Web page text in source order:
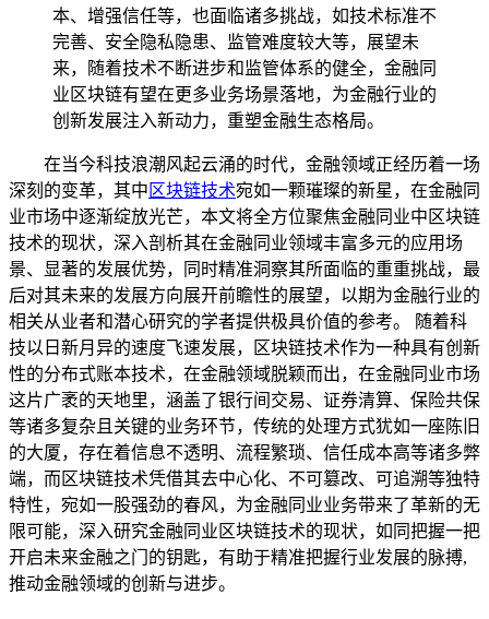
本、增强信任等，也面临诸多挑战，如技术标准不
完善、安全隐私隐患、监管难度较大等，展望未
来，随着技术不断进步和监管体系的健全，金融同
业区块链有望在更多业务场景落地，为金融行业的
创新发展注入新动力，重塑金融生态格局。
在当今科技浪潮风起云涌的时代，金融领域正经历着一场
深刻的变革，其中 区块链技术宛如一颗璀璨的新星，在金融同
业市场中逐渐绽放光芒，本文将全方位聚焦金融同业中区块链
技术的现状，深入剖析其在金融同业领域丰富多元的应用场
景、显著的发展优势，同时精准洞察其所面临的重重挑战，最
后对其未来的发展方向展开前瞻性的展望，以期为金融行业的
相关从业者和潜心研究的学者提供极具价值的参考。 随着科
技以日新月异的速度飞速发展，区块链技术作为一种具有创新
性的分布式账本技术，在金融领域脱颖而出，在金融同业市场
这片广袤的天地里，涵盖了银行间交易、证券清算、保险共保
等诸多复杂且关键的业务环节，传统的处理方式犹如一座陈旧
的大厦，存在着信息不透明、流程繁琐、信任成本高等诸多弊
端，而区块链技术凭借其去中心化、不可篡改、可追溯等独特
特性，宛如一股强劲的春风，为金融同业业务带来了革新的无
限可能，深入研究金融同业区块链技术的现状，如同把握一把
开启未来金融之门的钥匙，有助于精准把握行业发展的脉搏,
推动金融领域的创新与进步。